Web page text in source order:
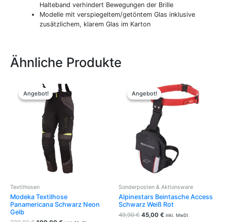
Halteband verhindert Bewegungen der Brille
Modelle mit verspiegeltem/getöntem Glas inklusive
zusätzlichem, klarem Glas im Karton
Ähnliche Produkte
Angebot!
Angebot!
Textilhosen
Modeka Textilhose
Panamericana Schwarz Neon
Gelb
Ursprünglicher
Preis
war:
299,90 €
Aktueller
Preis
ist:
199,00 €.
Produktseite
werden
Angebot!
Angebot!
Sonderposten & Aktionsware
Alpinestars Beintasche Access
Schwarz Weiß Rot
49,90€
Ursprünglicher
war:
49,90 €
45,00 €
Aktueller
Preis
ist:
45,00 €.
inkl. MwSt